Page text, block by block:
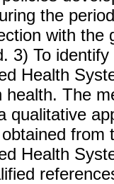
the
with the
3) To
Health
health. The
qualitative
Health